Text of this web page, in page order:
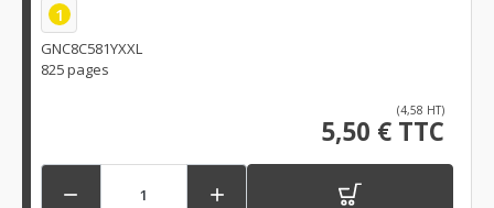
1
GNC8C581YXXL
825 pages
(4,58 HT)
5,50 € TTC
 